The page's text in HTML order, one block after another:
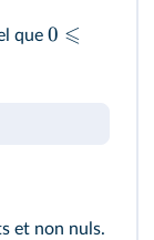
que 0 ⩽
et non nuls.